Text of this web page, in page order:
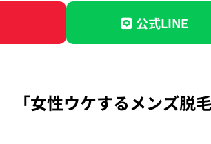
公式LINE
「女性ウケするメンズ脱